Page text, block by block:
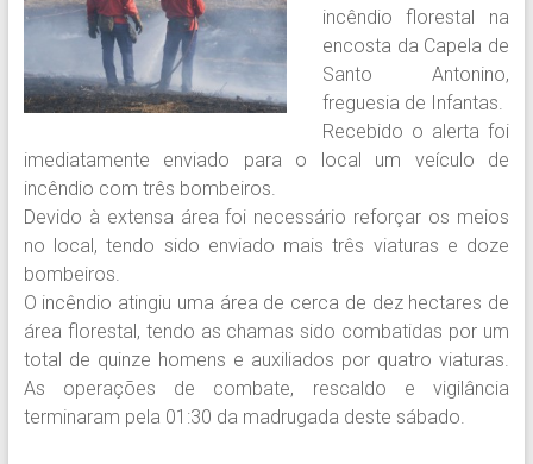
incêndio florestal na
encosta da Capela de
Santo Antonino,
freguesia de Infantas.
Recebido o alerta foi
imediatamente enviado para o local um veículo de
incêndio com três bombeiros.
Devido à extensa área foi necessário reforçar os meios
no local, tendo sido enviado mais três viaturas e doze
bombeiros.
O incêndio atingiu uma área de cerca de dez hectares de
área florestal, tendo as chamas sido combatidas por um
total de quinze homens e auxiliados por quatro viaturas.
As operações de combate, rescaldo e vigilância
terminaram pela 01:30 da madrugada deste sábado.